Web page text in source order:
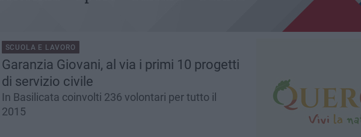
SCUOLA E LAVORO
Garanzia Giovani, al via i primi 10 progetti
di servizio civile
In Basilicata coinvolti 236 volontari per tutto il
2015